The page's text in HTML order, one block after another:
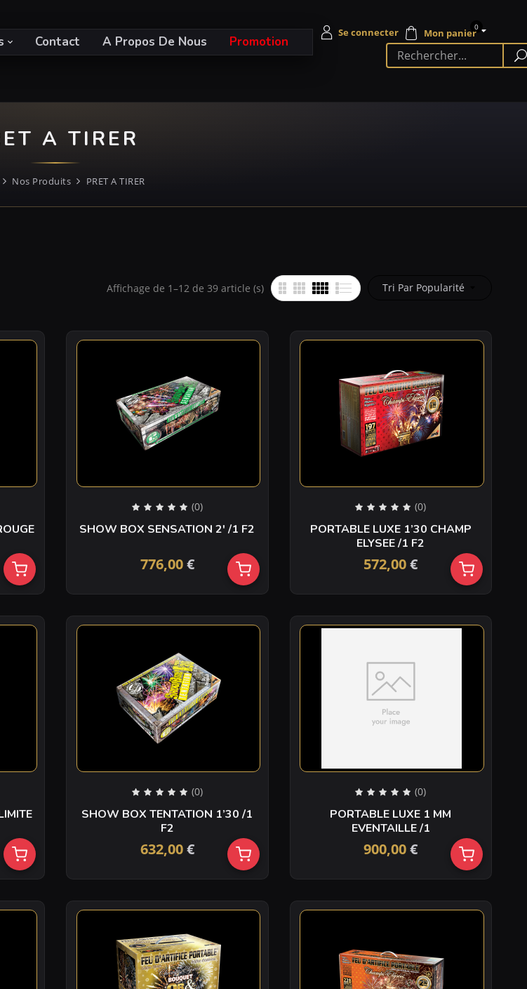
Contact A Propos De Nous Promotion
0
A TIRER
Nos Produits PRET A TIRER
Tri Par Popularité
Affichage de 1–12 de 39 article (s)
(0)
SHOW BOX SENSATION 2′ /1 F2
776,00€
(0)
PORTABLE LUXE 1’30 CHAMP
ELYSEE /1 F2
572,00€
(0)
SHOW BOX TENTATION 1’30 /1
F2
632,00€
(0)
PORTABLE LUXE 1 MM
EVENTAILLE /1
900,00€